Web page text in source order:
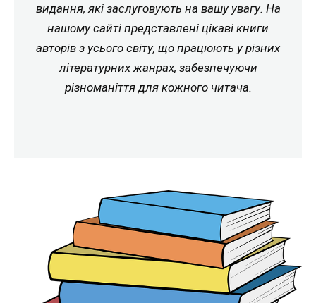
видання, які заслуговують на вашу увагу. На
нашому сайті представлені цікаві книги
авторів з усього світу, що працюють у різних
літературних жанрах, забезпечуючи
різноманіття для кожного читача.